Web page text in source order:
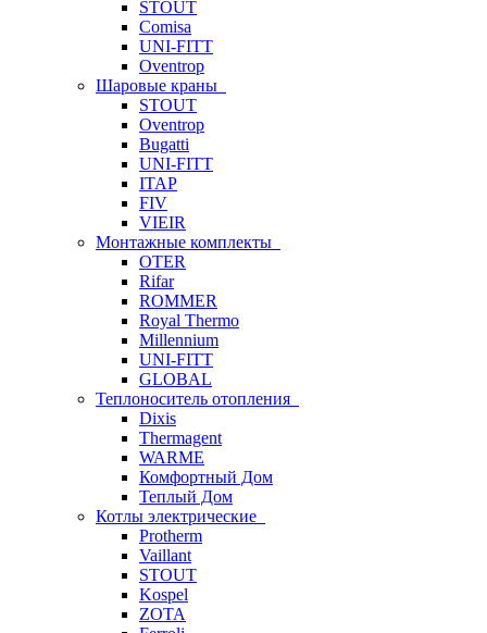
STOUT
Comisa
UNI-FITT
Oventrop
Шаровые краны
STOUT
Oventrop
Bugatti
UNI-FITT
ITAP
FIV
VIEIR
Монтажные комплекты
OTER
Rifar
ROMMER
Royal Thermo
Millennium
UNI-FITT
GLOBAL
Теплоноситель отопления
Dixis
Thermagent
WARME
Комфортный Дом
Теплый Дом
Котлы электрические
Protherm
Vaillant
STOUT
Kospel
ZOTA